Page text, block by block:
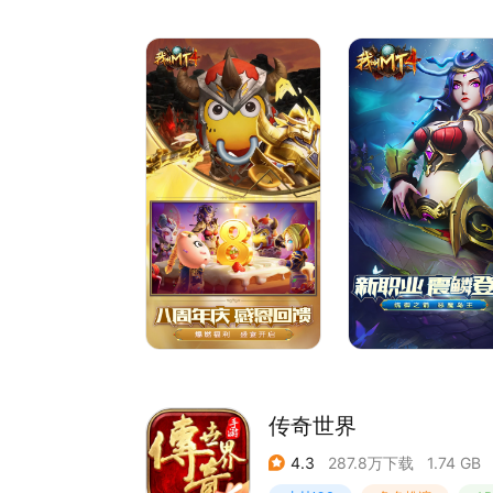
传奇世界
4.3 287.8万下载 1.74 GB